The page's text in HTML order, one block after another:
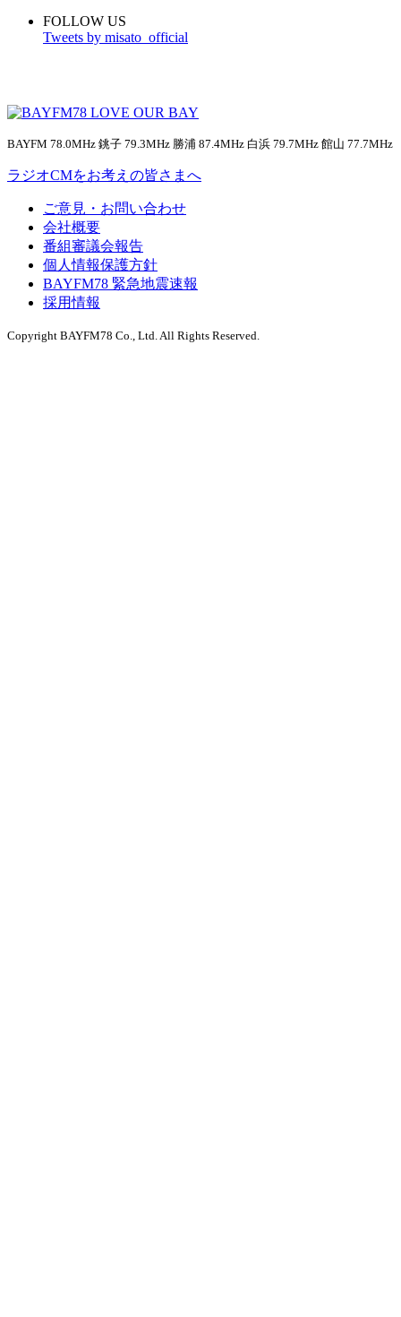
FOLLOW US
Tweets by misato_official
BAYFM 78.0MHz 銚子 79.3MHz 勝浦 87.4MHz 白浜 79.7MHz 館山 77.7MHz
ラジオCMをお考えの皆さまへ
ご意見・お問い合わせ
会社概要
番組審議会報告
個人情報保護方針
BAYFM78 緊急地震速報
採用情報
Copyright BAYFM78 Co., Ltd. All Rights Reserved.